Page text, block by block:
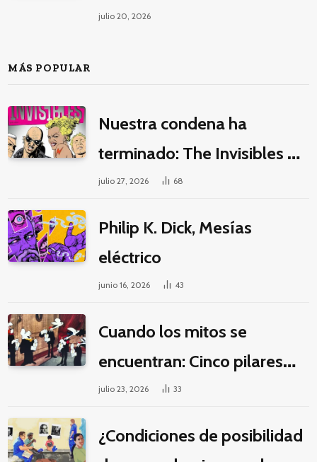
Jacques Tourneur
julio 20, 2026
MÁS POPULAR
Nuestra condena ha
terminado: The Invisibles y
la guerra por la imaginación
julio 27, 2026 68
Philip K. Dick, Mesías
eléctrico
junio 16, 2026 43
Cuando los mitos se
encuentran: Cinco pilares
éticos para una fantasía
julio 23, 2026 33
¿Condiciones de posibilidad